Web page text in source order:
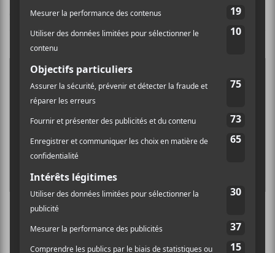
CONCERTS
My New Band Believe & Wendy Eisenberg au
Bar le Ritz le 3 juin 2026